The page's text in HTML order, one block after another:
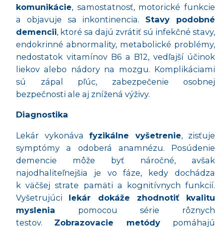
komunikácie, samostatnosť, motorické funkcie
a objavuje sa inkontinencia. Stavy podobné
demencii, ktoré sa dajú zvrátiť sú infekčné stavy,
endokrinné abnormality, metabolické problémy,
nedostatok vitamínov B6 a B12, vedľajší účinok
liekov alebo nádory na mozgu. Komplikáciami
sú zápal pľúc, zabezpečenie osobnej
bezpečnosti ale aj znížená výživy.
Diagnostika
Lekár vykonáva fyzikálne vyšetrenie, zisťuje
symptómy a odoberá anamnézu. Posúdenie
demencie môže byť náročné, avšak
najodhaliteľnejšia je vo fáze, kedy dochádza
k väčšej strate pamäti a kognitívnych funkcií.
Vyšetrujúci lekár dokáže zhodnotiť kvalitu
myslenia pomocou série rôznych
testov. Zobrazovacie metódy pomáhajú